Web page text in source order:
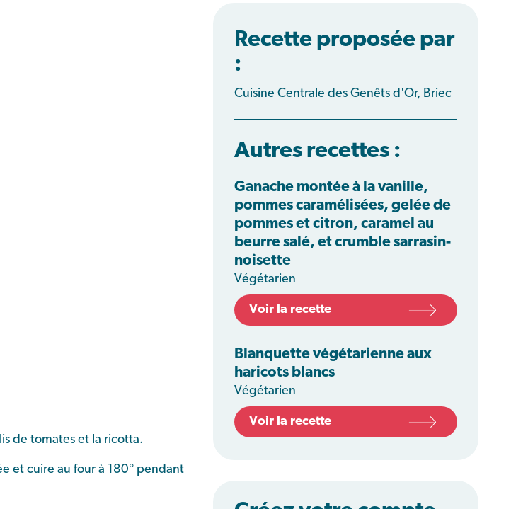
de tomates et la ricotta.
et cuire au four à 180° pendant
Recette proposée par
:
Cuisine Centrale des Genêts d'Or, Briec
Autres recettes :
Ganache montée à la vanille,
pommes caramélisées, gelée de
pommes et citron, caramel au
beurre salé, et crumble sarrasin-
noisette
Végétarien
Voir la recette
Blanquette végétarienne aux
haricots blancs
Végétarien
Voir la recette